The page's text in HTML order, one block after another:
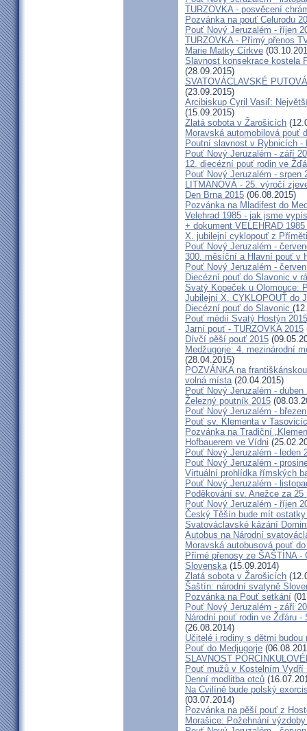
TURZOVKA - posvěcení
Pozvánka na pouť Celurodu
Pouť Nový Jeruzalém - říjen
TURZOVKA - Přímý přenos
Marie Matky Církve
Slavnost konsekrace kostela
(28.09.2015)
SVATOVÁCLAVSKÉ
(23.09.2015)
Arcibiskup Cyril Vasiľ:
(15.09.2015)
Zlatá sobota v Žarošicích
Moravská automobilová pouť
Poutní slavnost v Rybnicích -
Pouť Nový Jeruzalém - září
12. diecézní pouť rodin ve
Pouť Nový Jeruzalém - srpen
LITMANOVÁ - 25. výročí
Den Brna 2015 (06.08.2015)
Pozvánka na Mladifest do
Velehrad 1985 - jak jsme
+ dokument VELEHRAD
X. jubilejní cyklopouť z
Pouť Nový Jeruzalém -
300. měsíční a Hlavní pouť v
Pouť Nový Jeruzalém -
Diecézní pouť do Slavonic v
Svatý Kopeček u Olomouce:
Jubilejní X. CYKLOPOUŤ do
Diecézní pouť do Slavonic
Pouť médií Svatý Hostýn 2015
Jarní pouť - TURZOVKA 2015
Dívčí pěší pouť 2015
Medžugorje: 4. mezinárodní
(28.04.2015)
POZVÁNKA na
volná místa(20.04.2015)
Pouť Nový Jeruzalém - duben
Železný poutník 2015
Pouť Nový Jeruzalém -
Pouť sv. Klementa v
Pozvánka na Tradiční
Hofbauerem ve Vídni
Pouť Nový Jeruzalém - leden
Pouť Nový Jeruzalém -
Virtuální prohlídka římských
Pouť Nový Jeruzalém -
Poděkování sv. Anežce za 25
Pouť Nový Jeruzalém - říjen
Český Těšín bude mít
Svatováclavské kázání
Autobus na Národní
Moravská autobusová pouť
Přímé přenosy ze ŠAŠTÍNA -
Slovenska(15.09.2014)
Zlatá sobota v Žarošicích
Šaštín: národní svatyně
Pozvánka na Pouť setkání
Pouť Nový Jeruzalém - září
Národní pouť rodin ve Žďáru
(26.08.2014)
Učitelé i rodiny s dětmi
Pouť do Medjugorje
SLAVNOST
Pouť mužů v Kostelním Vydří
Denní modlitba otců
Na Cvilíně bude polský
(03.07.2014)
Pozvánka na pěší pouť z
Morašice: Požehnání